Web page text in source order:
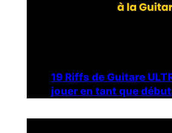
19 Riffs de Guitare
jouer en tant que